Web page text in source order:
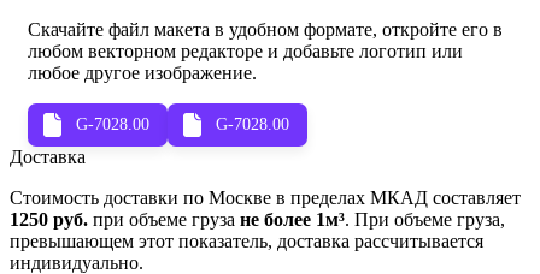
Скачайте файл макета в удобном формате, откройте его в
любом векторном редакторе и добавьте логотип или
любое другое изображение.
G-7028.00 G-7028.00
Доставка
Стоимость доставки по Москве в пределах МКАД составляет
1250 руб. при объеме груза не более 1м³. При объеме груза,
превышающем этот показатель, доставка рассчитывается
индивидуально.